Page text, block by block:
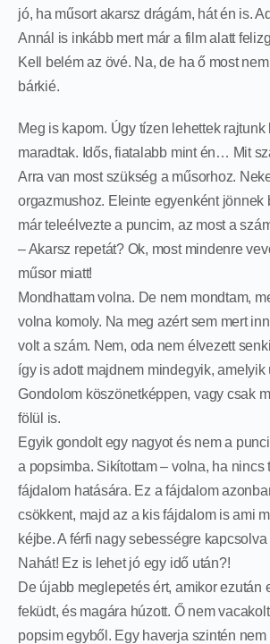
jó, ha műsort akarsz drágám, hát én is.
Annál is inkább mert már a film alatt
Kell belém az övé. Na, de ha ő most
bárkié.
Meg is kapom. Úgy tízen lehettek rajtunk
maradtak. Idős, fiatalabb mint én… Mit
Arra van most szükség a műsorhoz.
orgazmushoz. Eleinte egyenként jönnek
már teleélvezte a puncim, az most a
– Akarsz repetát? Ok, most mindenre
műsor miatt!
Mondhattam volna. De nem mondtam,
volna komoly. Na meg azért sem mert
volt a szám. Nem, oda nem élvezett
így is adott majdnem mindegyik, amelyik
Gondolom köszönetképpen, vagy csak
fölül is.
Egyik gondolt egy nagyot és nem a
a popsimba. Sikítottam – volna, ha nincs
fájdalom hatására. Ez a fájdalom
csökkent, majd az a kis fájdalom is ami
kéjbe. A férfi nagy sebességre
Nahát! Ez is lehet jó egy idő után?!
De újabb meglepetés ért, amikor ezután
feküdt, és magára húzott. Ő nem
popsim egyből. Egy haverja szintén nem